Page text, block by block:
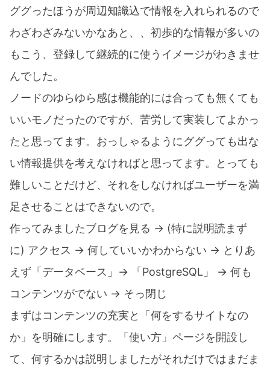
ググったほうが周辺知識込で情報を入れられるので
わざわざみないかなあと、、初歩的な情報が多いの
もこう、登録して継続的に使うイメージがわきませ
んでした。
ノードのゆらゆら感は機能的には合っても無くても
いいモノだったのですが、苦労して実装してよかっ
たと思ってます。おっしゃるようにググっても出な
い情報提供を考えなければと思ってます。とっても
難しいことだけど、それをしなければユーザーを満
足させることはできないので。
作ってみましたブログを見る -> (特に説明読まず
に) アクセス -> 何していいかわからない -> とりあ
えず「データベース」-> 「PostgreSQL」 -> 何も
コンテンツがでない -> そっ閉じ
まずはコンテンツの充実と「何をするサイトなの
か」を明確にします。「使い方」ページを開設し
て、何するかは説明しましたがそれだけではまだま